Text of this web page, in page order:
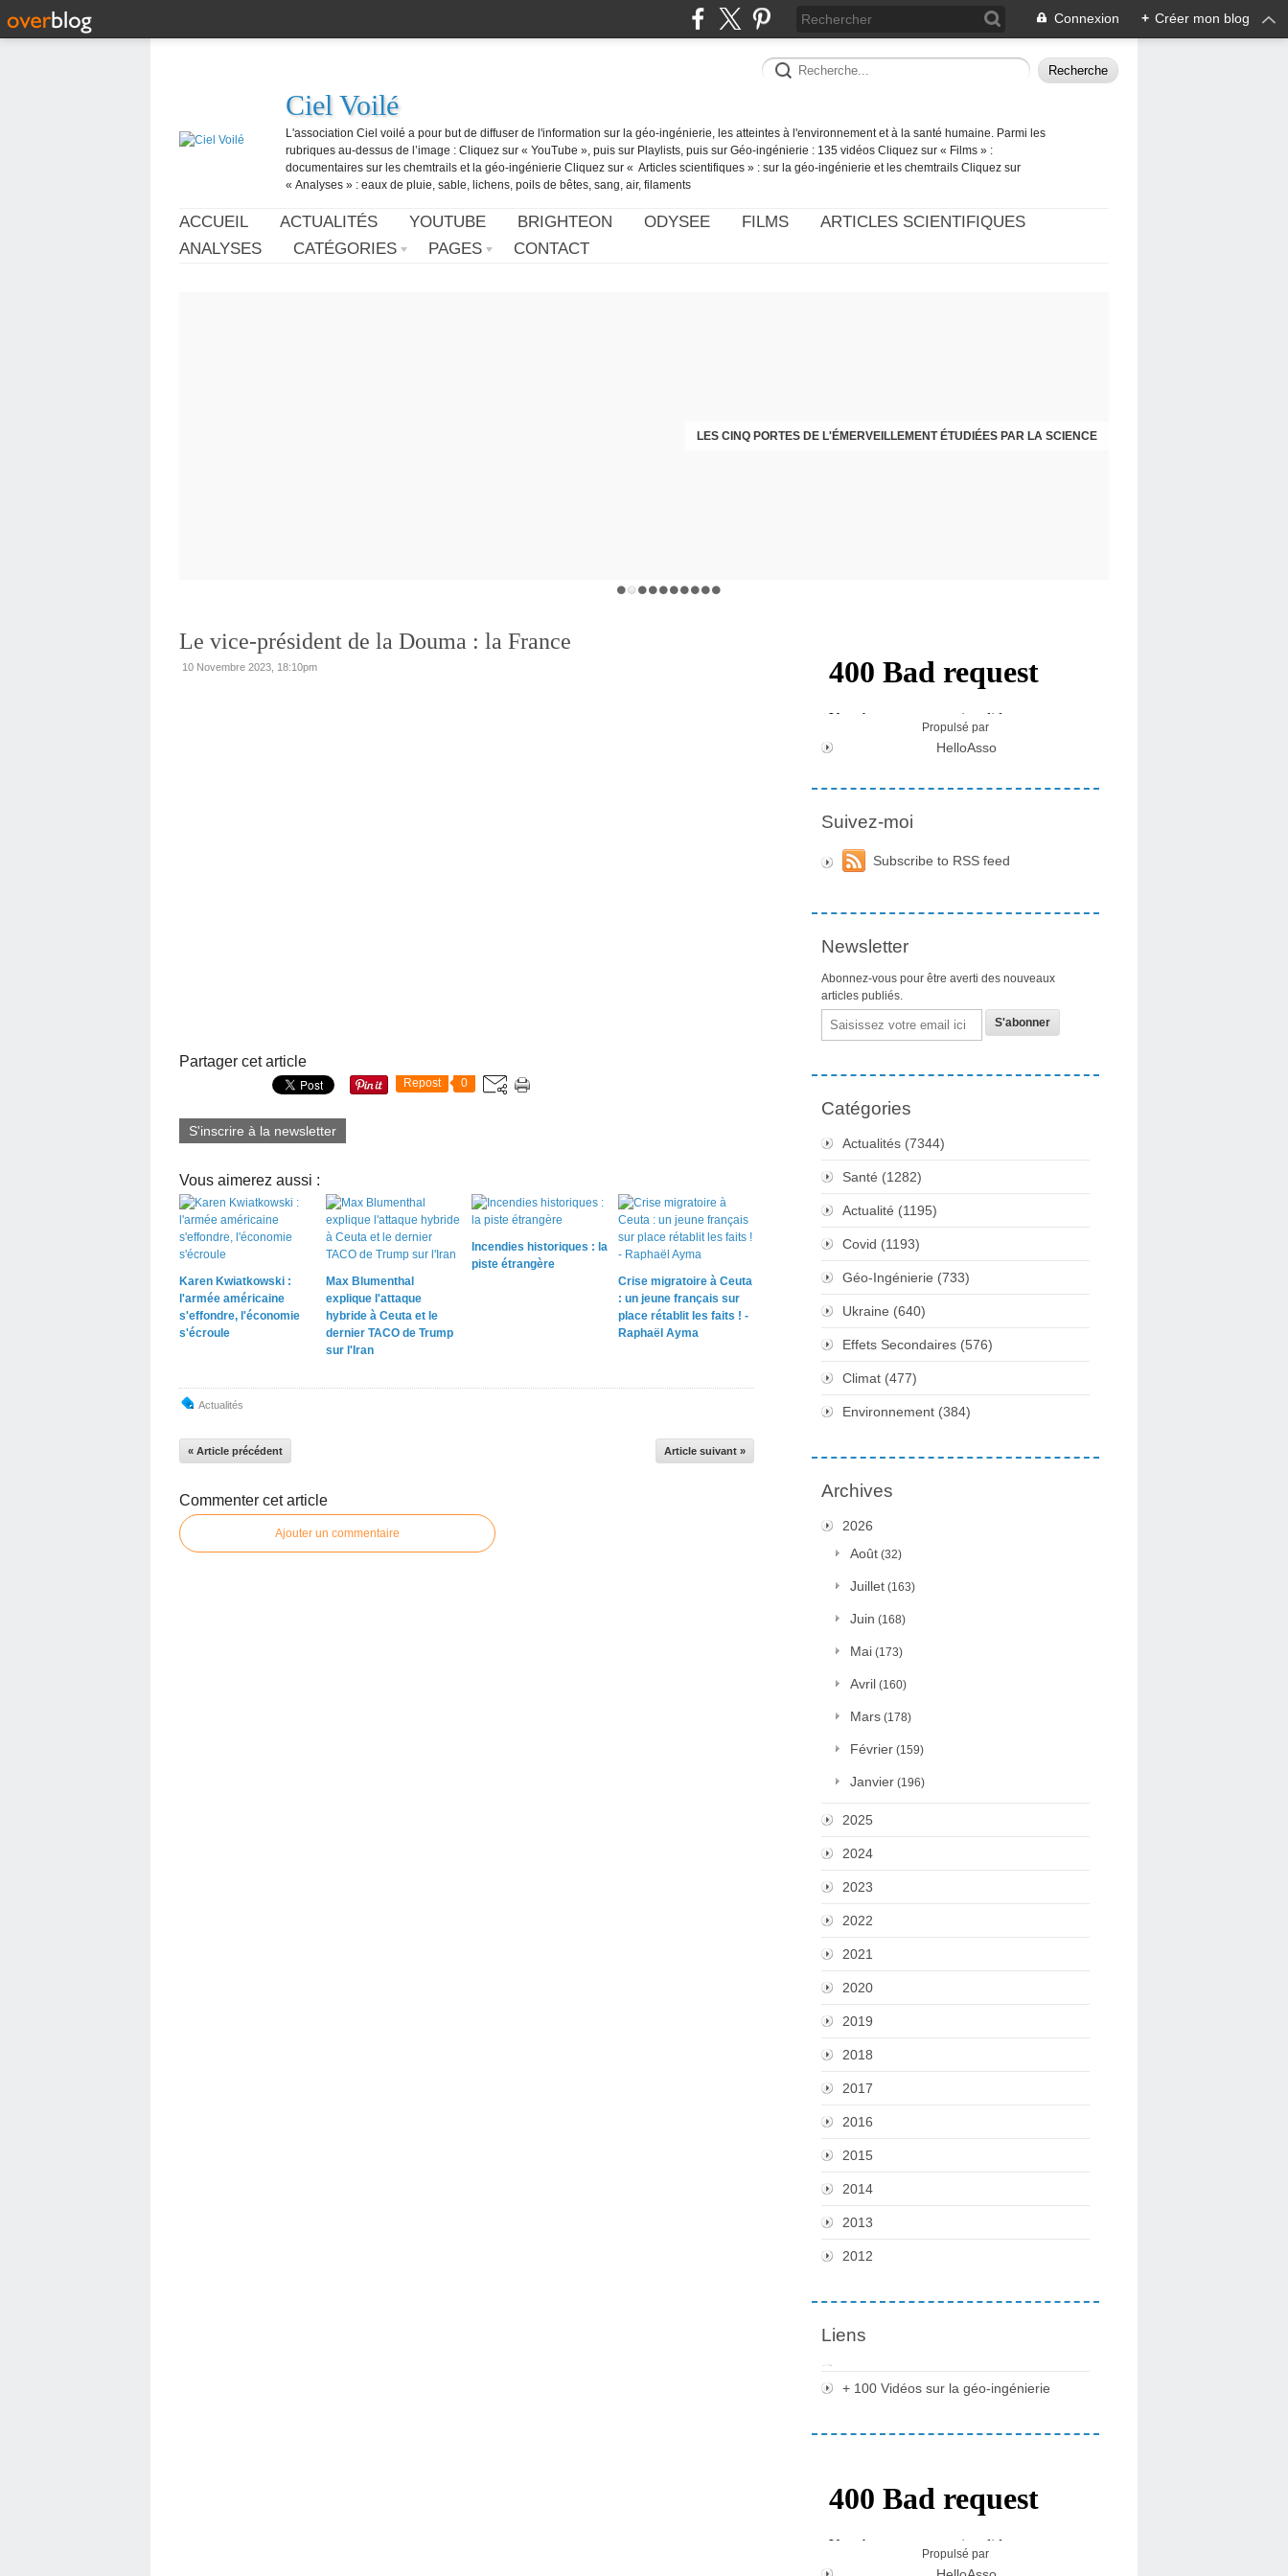
Connexion + Créer mon blog
Ciel Voilé
L'association Ciel voilé a pour but de diffuser de l'information sur la géo-ingénierie, les atteintes à l'environnement et à la santé humaine. Parmi les
rubriques au-dessus de l’image : Cliquez sur « YouTube », puis sur Playlists, puis sur Géo-ingénierie : 135 vidéos Cliquez sur « Films » :
documentaires sur les chemtrails et la géo-ingénierie Cliquez sur « Articles scientifiques » : sur la géo-ingénierie et les chemtrails Cliquez sur
« Analyses » : eaux de pluie, sable, lichens, poils de bêtes, sang, air, filaments
ACCUEIL ACTUALITÉS YOUTUBE BRIGHTEON ODYSEE FILMS
ARTICLES SCIENTIFIQUES
ANALYSES
CATÉGORIES PAGES CONTACT
LES CINQ PORTES DE L'ÉMERVEILLEMENT ÉTUDIÉES PAR LA SCIENCE
CHRISTOPHE PERRET GENTIL : RECEVOIR LE MESSAGE DES PLANTES
Le vice-président de la Douma : la France
10 Novembre 2023, 18:10pm
Partager cet article
Repost 0
S'inscrire à la newsletter
Vous aimerez aussi :
Karen Kwiatkowski :
l'armée américaine
s'effondre, l'économie
s'écroule
Max Blumenthal
explique l'attaque
hybride à Ceuta et le
dernier TACO de Trump
sur l'Iran
Incendies historiques : la
piste étrangère
Crise migratoire à Ceuta
: un jeune français sur
place rétablit les faits ! -
Raphaël Ayma
Actualités
« Article précédent Article suivant »
Commenter cet article
Ajouter un commentaire
Propulsé par
HelloAsso
Suivez-moi
Subscribe to RSS feed
Newsletter
Abonnez-vous pour être averti des nouveaux
articles publiés.
Email
Catégories
Actualités (7344)
Santé (1282)
Actualité (1195)
Covid (1193)
Géo-Ingénierie (733)
Ukraine (640)
Effets Secondaires (576)
Climat (477)
Environnement (384)
Archives
2026
Août (32)
Juillet (163)
Juin (168)
Mai (173)
Avril (160)
Mars (178)
Février (159)
Janvier (196)
2025
2024
2023
2022
2021
2020
2019
2018
2017
2016
2015
2014
2013
2012
Liens
+ 100 Vidéos sur la géo-ingénierie
Propulsé par